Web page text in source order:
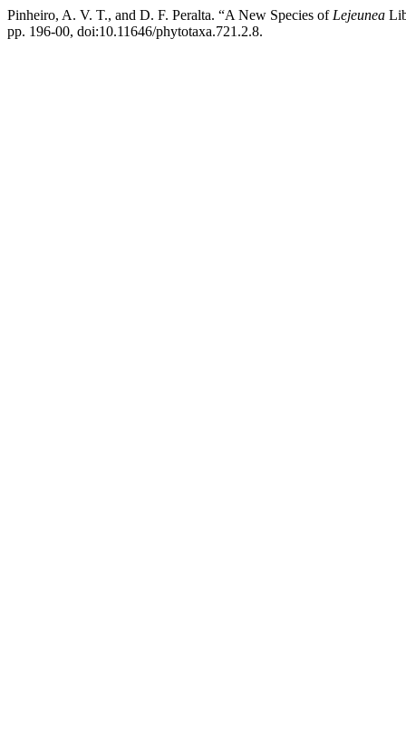
Pinheiro, A. V. T., and D. F. Peralta. “A New Species of Lejeunea
pp. 196-00, doi:10.11646/phytotaxa.721.2.8.